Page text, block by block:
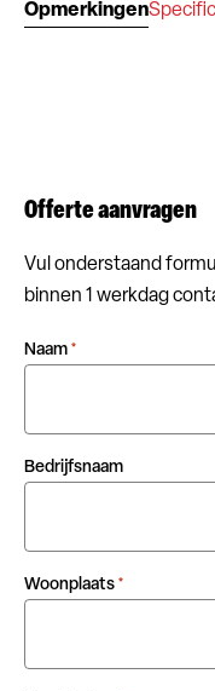
Opmerkingen
Offerte aanvragen
Vul onderstaand
binnen 1 werkdag
Naam *
Bedrijfsnaam
Woonplaats *